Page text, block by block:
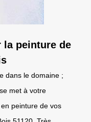
la peinture de
dans le domaine ;
met à votre
peinture de vos